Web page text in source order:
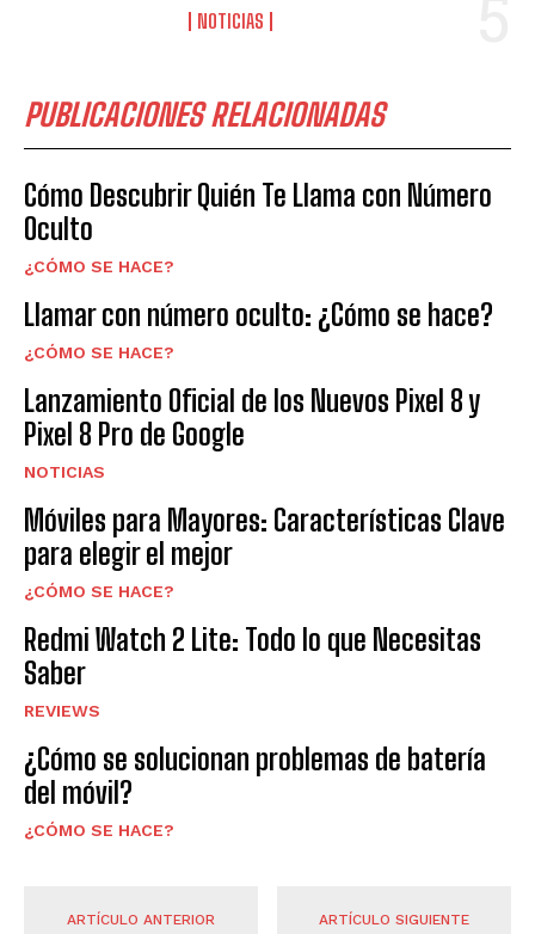
NOTICIAS
PUBLICACIONES RELACIONADAS
Cómo Descubrir Quién Te Llama con Número
Oculto
¿CÓMO SE HACE?
Llamar con número oculto: ¿Cómo se hace?
¿CÓMO SE HACE?
Lanzamiento Oficial de los Nuevos Pixel 8 y
Pixel 8 Pro de Google
NOTICIAS
Móviles para Mayores: Características Clave
para elegir el mejor
¿CÓMO SE HACE?
Redmi Watch 2 Lite: Todo lo que Necesitas
Saber
REVIEWS
¿Cómo se solucionan problemas de batería
del móvil?
¿CÓMO SE HACE?
ARTÍCULO ANTERIOR ARTÍCULO SIGUIENTE